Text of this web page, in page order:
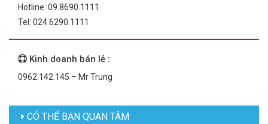
Hotline: 09.8690.1111
Tel: 024.6290.1111
Kinh doanh bán lẻ :
0962.142.145 – Mr Trung
CÓ THỂ BẠN QUAN TÂM